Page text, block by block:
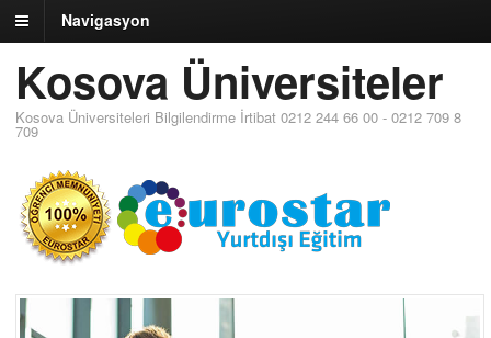
Navigasyon
Kosova Üniversiteler
Kosova Üniversiteleri Bilgilendirme İrtibat 0212 244 66 00 - 0212 709 8
709